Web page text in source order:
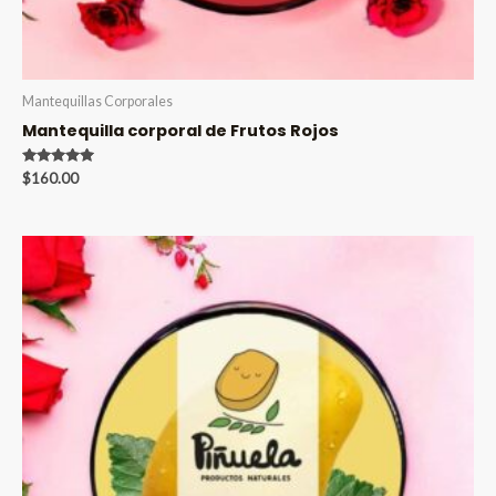
Mantequillas Corporales
Mantequilla corporal de Frutos Rojos
Valorado en
5.00
$160.00